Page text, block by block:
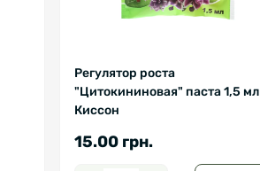
Регулятор роста
"Цитокининовая" паста 1,5 мл
Киссон
15.00 грн.